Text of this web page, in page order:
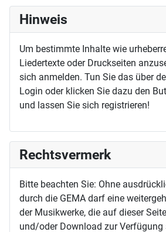
Hinweis
Um bestimmte Inhalte wie
Liedertexte oder Druckseiten
sich anmelden. Tun Sie das über
Login oder klicken Sie dazu den
und lassen Sie sich registrieren!
Rechtsvermerk
Bitte beachten Sie: Ohne
durch die GEMA darf eine
der Musikwerke, die auf dieser
und/oder Download zur Verfügung